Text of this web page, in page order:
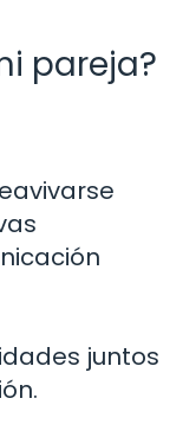
pareja?
juntos